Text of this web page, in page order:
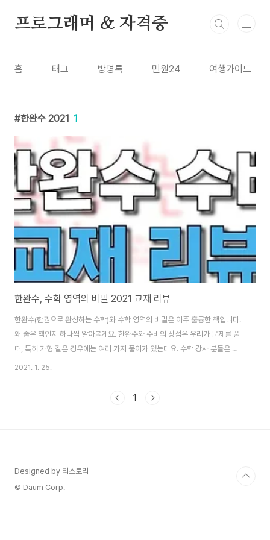
프로그래머 & 자격증
홈 태그 방명록 민원24 여행가이드
한완수 2021 1
한완수, 수학 영역의 비밀 2021 교재 리뷰
한완수(한권으로 완성하는 수학)와 수학 영역의 비밀은 아주 훌륭한 책입니다.
왜 좋은 책인지 하나씩 알아볼게요. 한완수와 수비의 장점은 우리가 문제를 풀
때, 특히 가형 같은 경우에는 여러 가지 풀이가 있는데요. 수학 강사 분들은 기
본적으로 수학을 굉장히 잘합니다. 근데, 아는 것과 가르치는 것은 다르잖아요.
사들이 기하 문제 풀다 보면 "여기가 직각이지"라고 말하는데 거기가 왜 직각
2021. 1. 25.
1
Designed by 티스토리
© Daum Corp.